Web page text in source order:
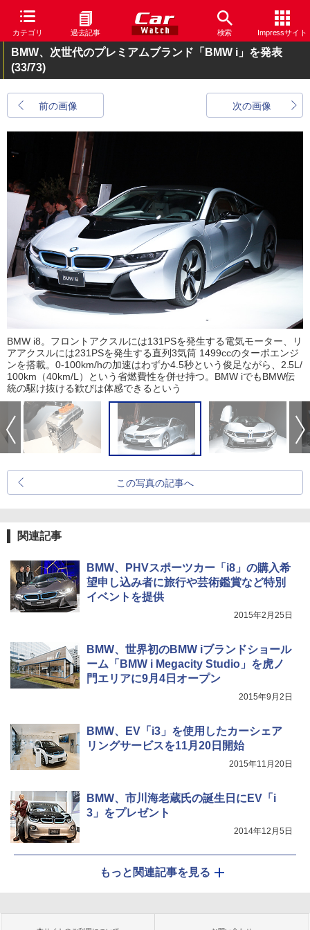
カテゴリ 過去記事 検索 Impressサイト
BMW、次世代のプレミアムブランド「BMW i」を発表
(33/73)
前の画像 次の画像
BMW i8。フロントアクスルには131PSを発生する電気モーター、リ
アアクスルには231PSを発生する直列3気筒 1499ccのターボエンジ
ンを搭載。0-100km/hの加速はわずか4.5秒という俊足ながら、2.5L/
100km（40km/L）という省燃費性を併せ持つ。BMW iでもBMW伝
統の駆け抜ける歓びは体感できるという
この写真の記事へ
関連記事
BMW、PHVスポーツカー「i8」の購入希
望申し込み者に旅行や芸術鑑賞など特別
イベントを提供
2015年2月25日
BMW、世界初のBMW iブランドショール
ーム「BMW i Megacity Studio」を虎ノ
門エリアに9月4日オープン
2015年9月2日
BMW、EV「i3」を使用したカーシェア
リングサービスを11月20日開始
2015年11月20日
BMW、市川海老蔵氏の誕生日にEV「i
3」をプレゼント
2014年12月5日
もっと関連記事を見る